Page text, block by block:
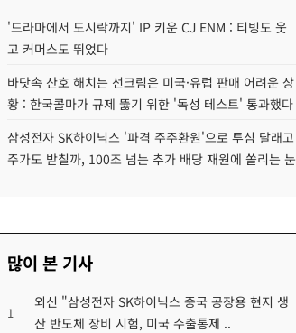
'드라마에서 도시락까지' IP 키운 CJ ENM : 티빙도 웃
고 커머스도 뛰었다
바닷속 산호 해치는 선크림은 미국·유럽 판매 어려운 상
황 : 한국콜마가 규제 뚫기 위한 '독성 테스트' 통과했다
삼성전자 SK하이닉스 '파격 주주환원'으로 투심 달래고
주가도 받칠까, 100조 넘는 추가 배당 재원에 쏠리는 눈
많이 본 기사
1
외신 "삼성전자 SK하이닉스 중국 공장용 현지 생
산 반도체 장비 시험, 미국 수출통제 ..